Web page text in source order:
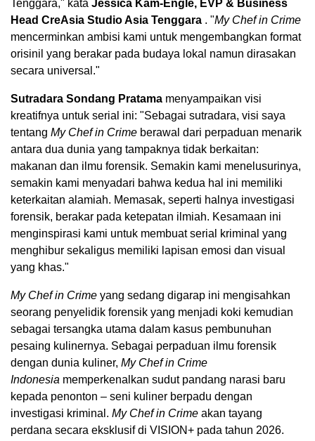
Tenggara," kata Jessica Kam-Engle, EVP & Business
Head CreAsia Studio Asia Tenggara . "My Chef in Crime
mencerminkan ambisi kami untuk mengembangkan format
orisinil yang berakar pada budaya lokal namun dirasakan
secara universal."
Sutradara Sondang Pratama menyampaikan visi
kreatifnya untuk serial ini: "Sebagai sutradara, visi saya
tentang My Chef in Crime berawal dari perpaduan menarik
antara dua dunia yang tampaknya tidak berkaitan:
makanan dan ilmu forensik. Semakin kami menelusurinya,
semakin kami menyadari bahwa kedua hal ini memiliki
keterkaitan alamiah. Memasak, seperti halnya investigasi
forensik, berakar pada ketepatan ilmiah. Kesamaan ini
menginspirasi kami untuk membuat serial kriminal yang
menghibur sekaligus memiliki lapisan emosi dan visual
yang khas."
My Chef in Crime yang sedang digarap ini mengisahkan
seorang penyelidik forensik yang menjadi koki kemudian
sebagai tersangka utama dalam kasus pembunuhan
pesaing kulinernya. Sebagai perpaduan ilmu forensik
dengan dunia kuliner, My Chef in Crime
Indonesia memperkenalkan sudut pandang narasi baru
kepada penonton – seni kuliner berpadu dengan
investigasi kriminal. My Chef in Crime akan tayang
perdana secara eksklusif di VISION+ pada tahun 2026.